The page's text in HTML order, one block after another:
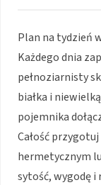
Plan na tydzień
Każdego dnia
pełnoziarnisty
białka i
pojemnika
Całość
hermetycznym
sytość, wygodę i